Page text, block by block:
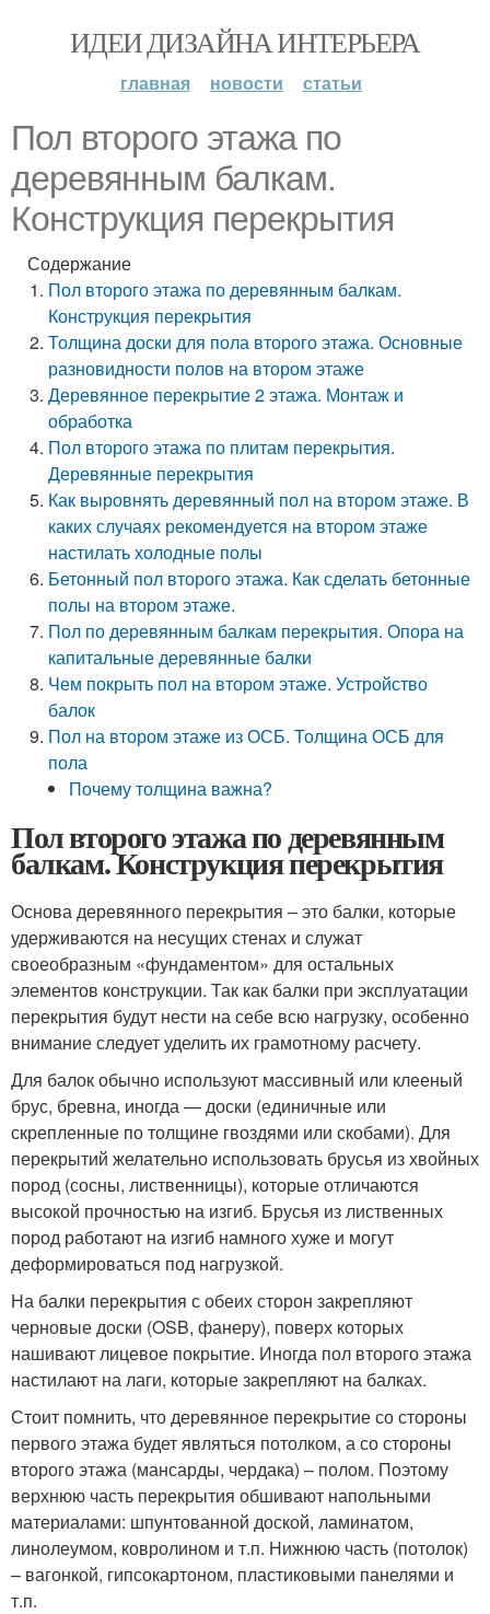
ИДЕИ ДИЗАЙНА ИНТЕРЬЕРА
главная новости статьи
Пол второго этажа по
деревянным балкам.
Конструкция перекрытия
Содержание
Пол второго этажа по деревянным балкам.
Конструкция перекрытия
Толщина доски для пола второго этажа. Основные
разновидности полов на втором этаже
Деревянное перекрытие 2 этажа. Монтаж и
обработка
Пол второго этажа по плитам перекрытия.
Деревянные перекрытия
Как выровнять деревянный пол на втором этаже. В
каких случаях рекомендуется на втором этаже
настилать холодные полы
Бетонный пол второго этажа. Как сделать бетонные
полы на втором этаже.
Пол по деревянным балкам перекрытия. Опора на
капитальные деревянные балки
Чем покрыть пол на втором этаже. Устройство
балок
Пол на втором этаже из ОСБ. Толщина ОСБ для
пола
Почему толщина важна?
Пол второго этажа по деревянным
балкам. Конструкция перекрытия
Основа деревянного перекрытия – это балки, которые
удерживаются на несущих стенах и служат
своеобразным «фундаментом» для остальных
элементов конструкции. Так как балки при эксплуатации
перекрытия будут нести на себе всю нагрузку, особенно
внимание следует уделить их грамотному расчету.
Для балок обычно используют массивный или клееный
брус, бревна, иногда — доски (единичные или
скрепленные по толщине гвоздями или скобами). Для
перекрытий желательно использовать брусья из хвойных
пород (сосны, лиственницы), которые отличаются
высокой прочностью на изгиб. Брусья из лиственных
пород работают на изгиб намного хуже и могут
деформироваться под нагрузкой.
На балки перекрытия с обеих сторон закрепляют
черновые доски (OSB, фанеру), поверх которых
нашивают лицевое покрытие. Иногда пол второго этажа
настилают на лаги, которые закрепляют на балках.
Стоит помнить, что деревянное перекрытие со стороны
первого этажа будет являться потолком, а со стороны
второго этажа (мансарды, чердака) – полом. Поэтому
верхнюю часть перекрытия обшивают напольными
материалами: шпунтованной доской, ламинатом,
линолеумом, ковролином и т.п. Нижнюю часть (потолок)
– вагонкой, гипсокартоном, пластиковыми панелями и
т.п.